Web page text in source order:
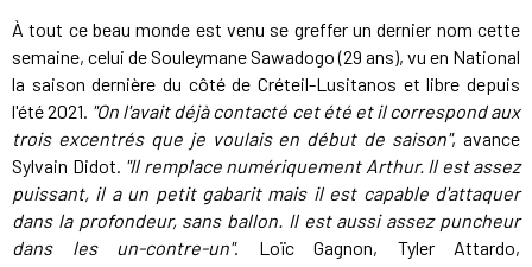
À tout ce beau monde est venu se greffer un dernier nom cette
semaine, celui de Souleymane Sawadogo (29 ans), vu en National
la saison dernière du côté de Créteil-Lusitanos et libre depuis
l'été 2021. "On l'avait déjà contacté cet été et il correspond aux
trois excentrés que je voulais en début de saison", avance
Sylvain Didot. "Il remplace numériquement Arthur. Il est assez
puissant, il a un petit gabarit mais il est capable d'attaquer
dans la profondeur, sans ballon. Il est aussi assez puncheur
dans les un-contre-un". Loïc Gagnon, Tyler Attardo,